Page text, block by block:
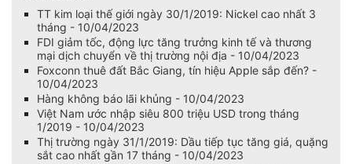
TT kim loại thế giới ngày 30/1/2019: Nickel cao nhất 3
tháng - 10/04/2023
FDI giảm tốc, động lực tăng trưởng kinh tế và thương
mại dịch chuyển về thị trường nội địa - 10/04/2023
Foxconn thuê đất Bắc Giang, tín hiệu Apple sắp đến? -
10/04/2023
Hàng không báo lãi khủng - 10/04/2023
Việt Nam ước nhập siêu 800 triệu USD trong tháng
1/2019 - 10/04/2023
Thị trường ngày 31/1/2019: Dầu tiếp tục tăng giá, quặng
sắt cao nhất gần 17 tháng - 10/04/2023